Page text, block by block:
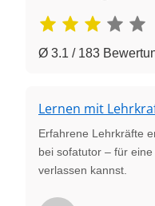
Ø 3.1 / 183
Lernen mit
Erfahrene Lehrkräfte
bei sofatutor – für
verlassen kannst.